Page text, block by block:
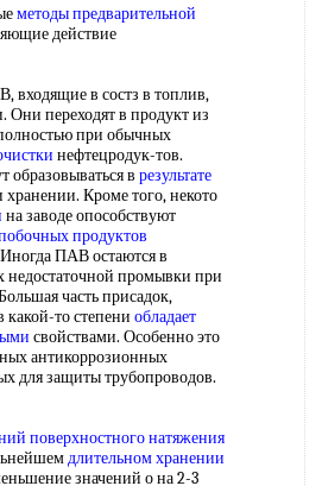
методы предварительной
действие
в состз в топлив,
переходят в продукт из
при обычных
нефтецродук-тов.
образовываться в результате
Кроме того, некото
на заводе опособствуют
продуктов
ПАВ остаются в
недостаточной промывки при
часть присадок,
то степени обладает
свойствами. Особенно это
антикоррозионных
для защиты трубопроводов.
поверхностного натяжения
длительном хранении
значений о на 2-3